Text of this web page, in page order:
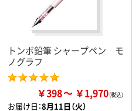
トンボ鉛筆 シャープペン モ
ノグラフ
￥398 ￥1,970
お届け日：8月11日（火）